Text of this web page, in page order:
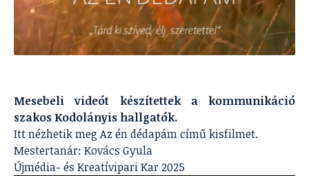
Mesebeli videót készítettek a kommunikáció
szakos Kodolányis hallgatók.
Itt nézhetik meg Az én dédapám című kisfilmet.
Mestertanár: Kovács Gyula
Újmédia- és Kreatívipari Kar 2025